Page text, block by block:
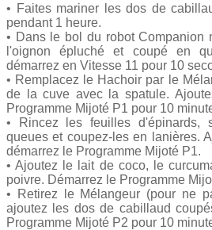
• Faites mariner les dos de
pendant 1 heure.
• Dans le bol du robot Companion
l'oignon épluché et coupé en
démarrez en Vitesse 11 pour 10
• Remplacez le Hachoir par le
de la cuve avec la spatule.
Programme Mijoté P1 pour 10
• Rincez les feuilles d'épinards,
queues et coupez-les en lanières.
démarrez le Programme Mijoté P1.
• Ajoutez le lait de coco, le
poivre. Démarrez le Programme
• Retirez le Mélangeur (pour ne
ajoutez les dos de cabillaud
Programme Mijoté P2 pour 10